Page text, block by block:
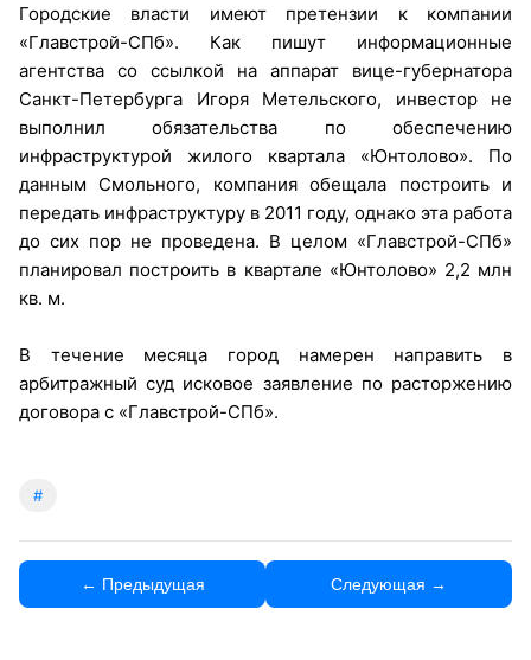
Городские власти имеют претензии к компании
«Главстрой-СПб». Как пишут информационные
агентства со ссылкой на аппарат вице-губернатора
Санкт-Петербурга Игоря Метельского, инвестор не
выполнил обязательства по обеспечению
инфраструктурой жилого квартала «Юнтолово». По
данным Смольного, компания обещала построить и
передать инфраструктуру в 2011 году, однако эта работа
до сих пор не проведена. В целом «Главстрой-СПб»
планировал построить в квартале «Юнтолово» 2,2 млн
кв. м.
В течение месяца город намерен направить в
арбитражный суд исковое заявление по расторжению
договора с «Главстрой-СПб».
#
← Предыдущая Следующая →